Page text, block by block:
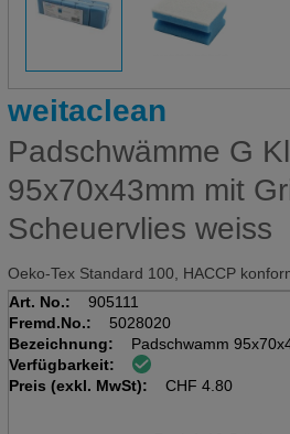
weitaclean
Padschwämme G
95x70x43mm mit
Scheuervlies weiss
Oeko-Tex Standard 100, HACCP
Art. No.:
905111
Fremd.No.:
5028020
Bezeichnung:
Padschwamm
Pack à 10 Stück,
Scheuervlies weiss
Verfügbarkeit:
Preis (exkl. MwSt):
CHF 4.80